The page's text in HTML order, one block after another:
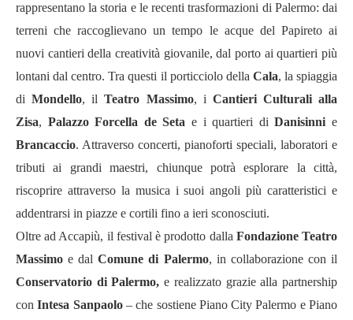
rappresentano la storia e le recenti trasformazioni di Palermo: dai
terreni che raccoglievano un tempo le acque del Papireto ai
nuovi cantieri della creatività giovanile, dal porto ai quartieri più
lontani dal centro. Tra questi il porticciolo della Cala, la spiaggia
diMondello, ilTeatro Massimo, i Cantieri Culturali alla
Zisa, Palazzo Forcella de Seta e i quartieri diDanisinnie
Brancaccio. Attraverso concerti, pianoforti speciali, laboratori e
tributi ai grandi maestri, chiunque potrà esplorare la città,
riscoprire attraverso la musica i suoi angoli più caratteristici e
addentrarsi in piazze e cortili fino a ieri sconosciuti.
Oltre ad Accapiù, il festival è prodotto dalla Fondazione Teatro
Massimo e dalComune di Palermo, in collaborazione con il
Conservatorio di Palermo, e realizzato grazie alla partnership
conIntesa Sanpaolo– che sostiene Piano City Palermo e Piano